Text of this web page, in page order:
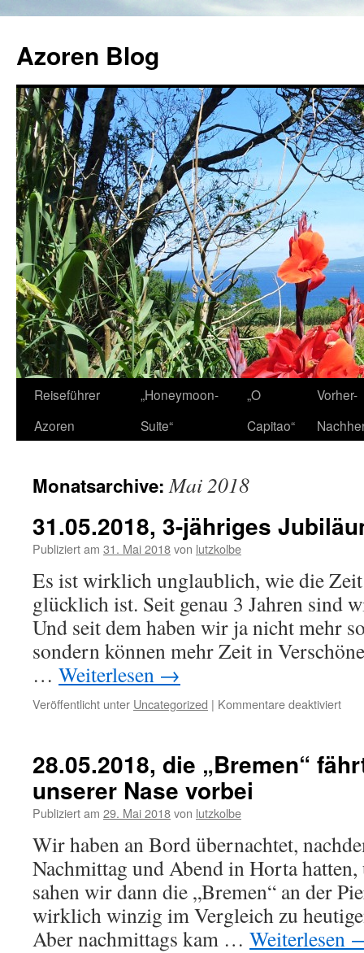
Azoren Blog
Zum
Inhalt
Reiseführer
Azoren
„Honeymoon-
Suite“
„O
Capitao“
Vorher-
Monatsarchive:Mai 2018
31.05.2018, 3-jähriges
Publiziert am 31. Mai 2018von lutzkolbe
Es ist wirklich unglaublich, wie die
glücklich ist. Seit genau 3 Jahren sind
Und seit dem haben wir ja nicht mehr
sondern können mehr Zeit in
… Weiterlesen →
Veröffentlicht unter Uncategorized | Kommentare deaktiviertfür
28.05.2018, die „Bremen“
unserer Nase vorbei
Publiziert am 29. Mai 2018von lutzkolbe
Wir haben an Bord übernachtet,
Nachmittag und Abend in Horta hatten,
sahen wir dann die „Bremen“ an der
wirklich winzig im Vergleich zu
Aber nachmittags kam … Weiterlesen